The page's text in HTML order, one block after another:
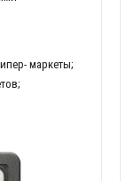
маркеты;